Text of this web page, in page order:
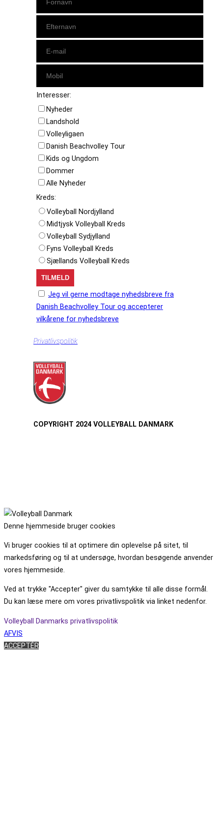
Interesser:
Nyheder
Landshold
Volleyligaen
Danish Beachvolley Tour
Kids og Ungdom
Dommer
Alle Nyheder
Kreds:
Volleyball Nordjylland
Midtjysk Volleyball Kreds
Volleyball Sydjylland
Fyns Volleyball Kreds
Sjællands Volleyball Kreds
Jeg vil gerne modtage nyhedsbreve fra
Danish Beachvolley Tour og accepterer
vilkårene for nyhedsbreve
Privatlivspolitik
COPYRIGHT 2024 VOLLEYBALL DANMARK
Denne hjemmeside bruger cookies
Vi bruger cookies til at optimere din oplevelse på sitet, til
markedsføring og til at undersøge, hvordan besøgende anvender
vores hjemmeside.
Ved at trykke "Accepter" giver du samtykke til alle disse formål.
Du kan læse mere om vores privatlivspolitik via linket nedenfor.
Volleyball Danmarks privatlivspolitik
AFVIS
ACCEPTÉR